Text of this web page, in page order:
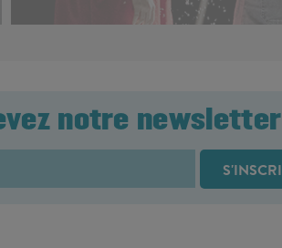
notre newsletter